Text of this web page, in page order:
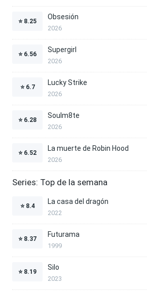
⭐ 8.25
Obsesión
2026
⭐ 6.56
Supergirl
2026
⭐ 6.7
Lucky Strike
2026
⭐ 6.28
Soulm8te
2026
⭐ 6.52
La muerte de Robin Hood
2026
Series: Top de la semana
⭐ 8.4
La casa del dragón
2022
⭐ 8.37
Futurama
1999
⭐ 8.19
Silo
2023